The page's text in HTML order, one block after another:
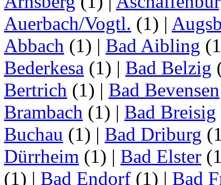
Auerbach/Vogtl. (1) |
Abbach (1) | Bad Aibling
Bederkesa (1) | Bad Belzig
Bertrich (1) | Bad Bevensen
Brambach (1) | Bad Breisig
Buchau (1) | Bad Driburg
Dürrheim (1) | Bad Elster
(1) | Bad Endorf (1) | Bad